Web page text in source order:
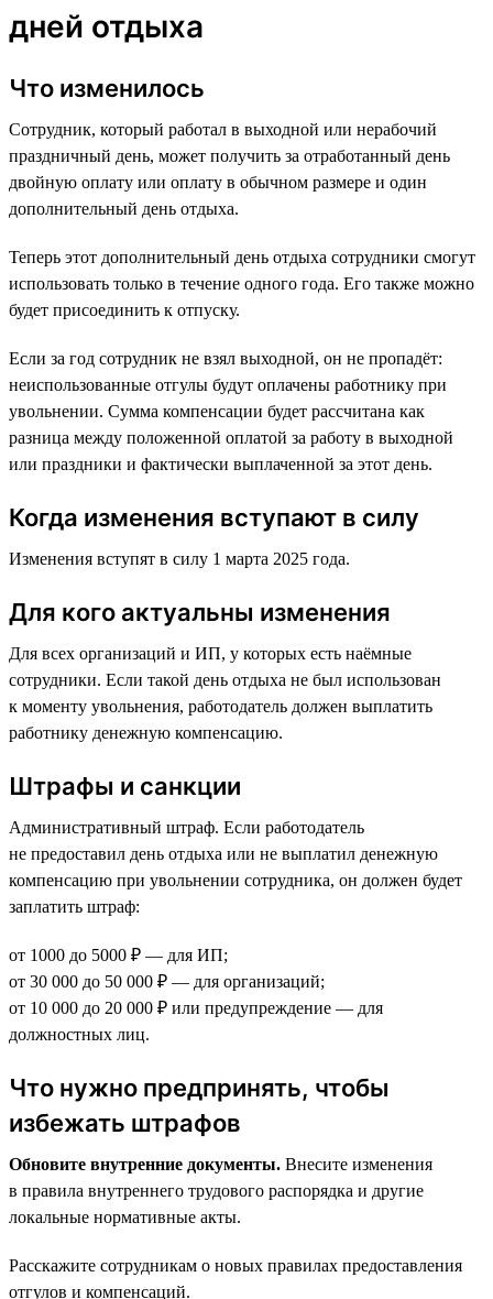
дней отдыха
Что изменилось
Сотрудник, который работал в выходной или нерабочий
праздничный день, может получить за отработанный день
двойную оплату или оплату в обычном размере и один
дополнительный день отдыха.
Теперь этот дополнительный день отдыха сотрудники смогут
использовать только в течение одного года. Его также можно
будет присоединить к отпуску.
Если за год сотрудник не взял выходной, он не пропадёт:
неиспользованные отгулы будут оплачены работнику при
увольнении. Сумма компенсации будет рассчитана как
разница между положенной оплатой за работу в выходной
или праздники и фактически выплаченной за этот день.
Когда изменения вступают в силу
Изменения вступят в силу 1 марта 2025 года.
Для кого актуальны изменения
Для всех организаций и ИП, у которых есть наёмные
сотрудники. Если такой день отдыха не был использован
к моменту увольнения, работодатель должен выплатить
работнику денежную компенсацию.
Штрафы и санкции
Административный штраф. Если работодатель
не предоставил день отдыха или не выплатил денежную
компенсацию при увольнении сотрудника, он должен будет
заплатить штраф:
от 1000 до 5000 ₽ — для ИП;
от 30 000 до 50 000 ₽ — для организаций;
от 10 000 до 20 000 ₽ или предупреждение — для
должностных лиц.
Что нужно предпринять, чтобы
избежать штрафов
Обновите внутренние документы. Внесите изменения
в правила внутреннего трудового распорядка и другие
локальные нормативные акты.
Расскажите сотрудникам о новых правилах предоставления
отгулов и компенсаций.